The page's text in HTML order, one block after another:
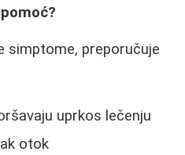
simptome, preporučuje
uprkos lečenju
otok